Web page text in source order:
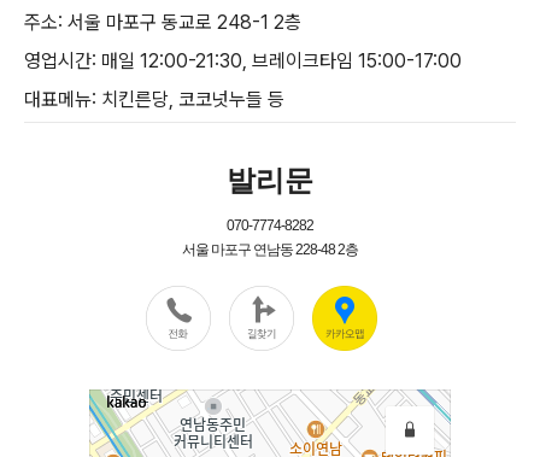
주소: 서울 마포구 동교로 248-1 2층
영업시간: 매일 12:00-21:30, 브레이크타임 15:00-17:00
대표메뉴: 치킨른당, 코코넛누들 등